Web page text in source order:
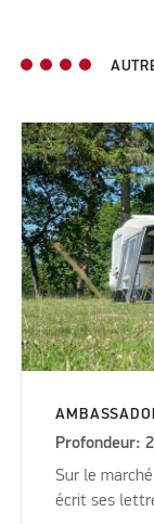
Profondeur:
Sur le
écrit ses